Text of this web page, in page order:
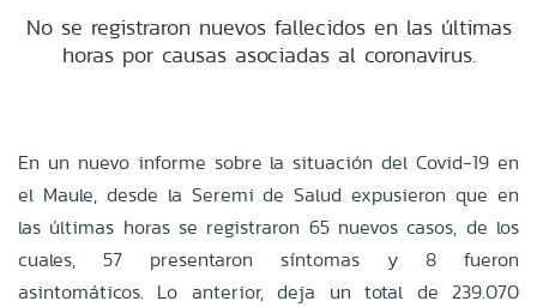
No se registraron nuevos fallecidos en las últimas
horas por causas asociadas al coronavirus.
En un nuevo informe sobre la situación del Covid-19 en
el Maule, desde la Seremi de Salud expusieron que en
las últimas horas se registraron 65 nuevos casos, de los
cuales, 57 presentaron síntomas y 8 fueron
asintomáticos. Lo anterior, deja un total de 239.070